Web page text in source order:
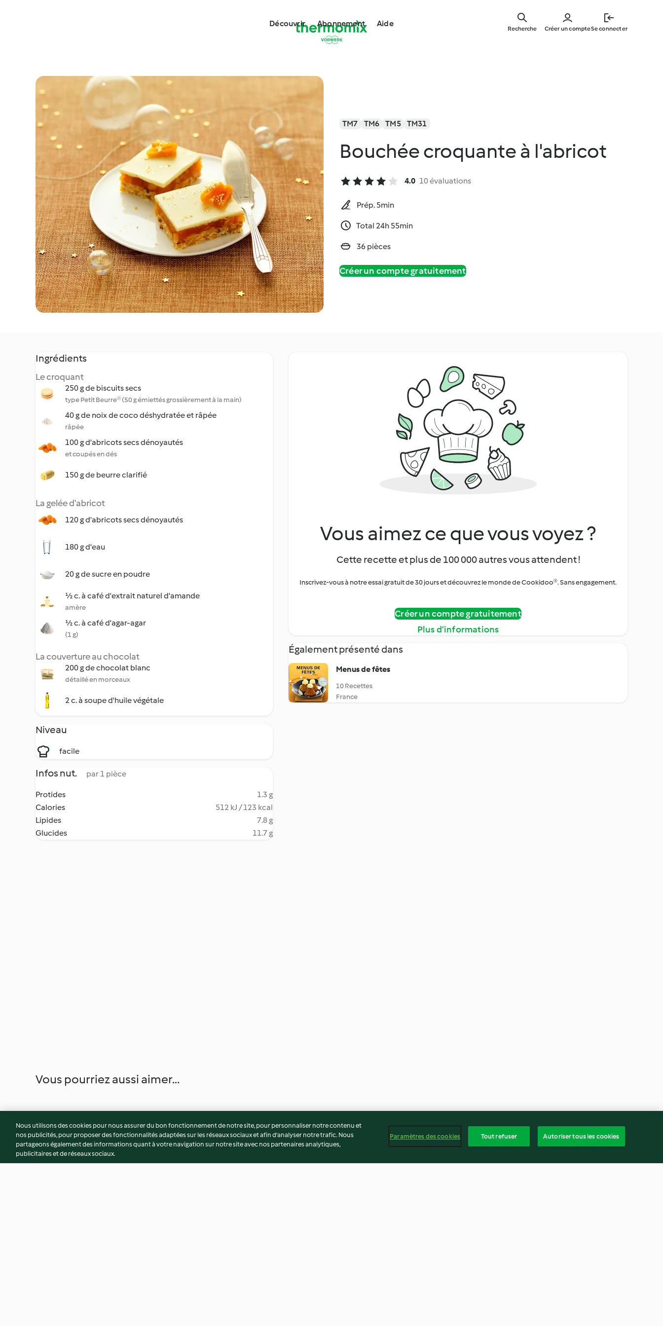
main
Découvrir Abonnement Aide
Créer un compteSe connecter
Recherche
TM7 TM6 TM5 TM31
Bouchée croquante à l'abricot
4.0 10 évaluations
Prép. 5min
Total 24h 55min
36 pièces
Créer un compte gratuitement
Ingrédients
Le croquant
250 g de biscuits secs
type Petit Beurre® (50 g émiettés grossièrement à la main)
40 g de noix de coco déshydratée et râpée
râpée
100 g d'abricots secs dénoyautés
et coupés en dés
150 g de beurre clarifié
La gelée d'abricot
120 g d'abricots secs dénoyautés
180 g d'eau
20 g de sucre en poudre
½ c. à café d'extrait naturel d'amande
amère
½ c. à café d'agar-agar
(1 g)
La couverture au chocolat
200 g de chocolat blanc
détaillé en morceaux
2 c. à soupe d'huile végétale
Niveau
facile
Infos nut. par 1 pièce
Protides
1.3 g
Calories
512 kJ / 123 kcal
Lipides
7.8 g
Glucides
11.7 g
Vous aimez ce que vous voyez ?
Cette recette et plus de 100 000 autres vous attendent !
Inscrivez-vous à notre essai gratuit de 30 jours et découvrez le monde de Cookidoo®. Sans engagement.
Créer un compte gratuitement
Plus d’informations
Également présenté dans
Menus de fêtes
10 Recettes
France
Vous pourriez aussi aimer...
Nous utilisons des cookies pour nous assurer du bon fonctionnement de notre site, pour personnaliser notre contenu et
nos publicités, pour proposer des fonctionnalités adaptées sur les réseaux sociaux et afin d’analyser notre trafic. Nous
partageons également des informations quant à votre navigation sur notre site avec nos partenaires analytiques,
publicitaires et de réseaux sociaux.
Paramètres des cookies Tout refuser Autoriser tous les cookies